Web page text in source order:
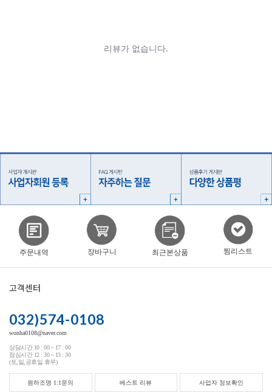
주문내역 장바구니 최근본상품 찜리스트
고객센터
032)574-0108
wonha0108@naver.com
상담시간 10 : 00 ~ 17 : 00
점심시간 12 : 30 ~ 13 : 30
(토,일,공휴일 휴무)
원하조명 1:1문의 베스트 리뷰 사업자 정보확인